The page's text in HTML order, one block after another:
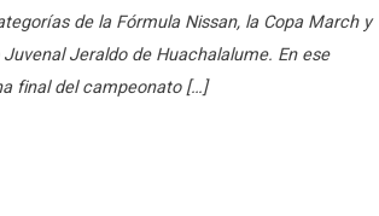
de la Fórmula Nissan, la Copa March y
Jeraldo de Huachalalume. En ese
final del campeonato […]